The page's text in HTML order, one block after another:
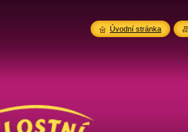
Úvodní stránka